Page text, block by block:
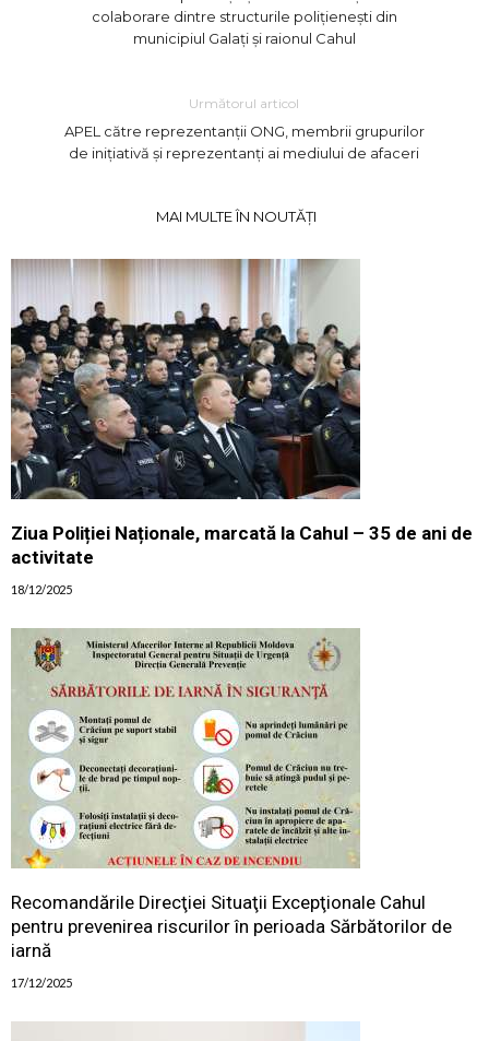
colaborare dintre structurile polițienești din
municipiul Galați și raionul Cahul
Următorul articol
APEL către reprezentanții ONG, membrii grupurilor
de inițiativă și reprezentanți ai mediului de afaceri
MAI MULTE ÎN NOUTĂȚI
Ziua Poliției Naționale, marcată la Cahul – 35 de ani de
activitate
18/12/2025
Recomandările Direcţiei Situaţii Excepţionale Cahul
pentru prevenirea riscurilor în perioada Sărbătorilor de
iarnă
17/12/2025